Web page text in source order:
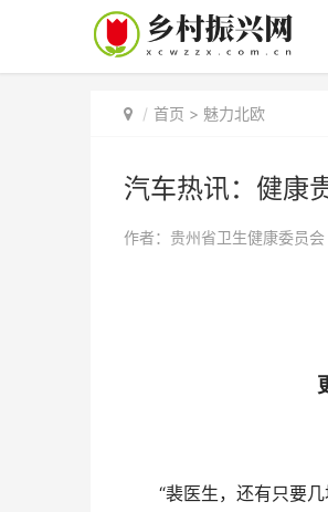
首页 > 魅力北欧
汽车热讯​​​​​​​：健康
作者：贵州省卫生健康委员会
“裴医生，还有只要几